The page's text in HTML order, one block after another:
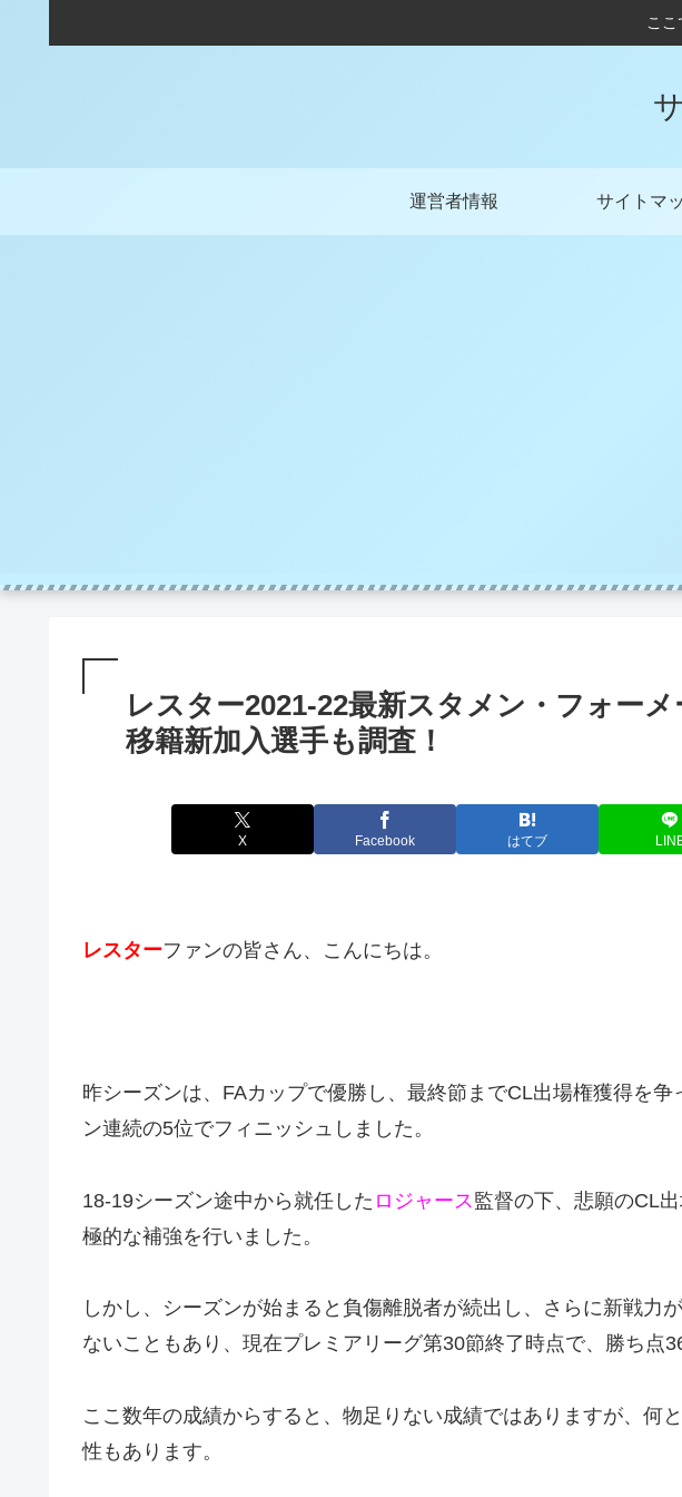
こ
運営者情報 サイトマ
レスター2021-22最新スタメン・フォーメ
移籍新加入選手も調査！
X Facebook はてブ
レスターファンの皆さん、こんにちは。
昨シーズンは、FAカップで優勝し、最終節までCL出場権獲得を
ン連続の5位でフィニッシュしました。
18-19シーズン途中から就任した ロジャース 監督の下、悲願のCL
極的な補強を行いました。
しかし、シーズンが始まると負傷離脱者が続出し、さらに新戦力
ないこともあり、現在プレミアリーグ第30節終了時点で、勝ち点
ここ数年の成績からすると、物足りない成績ではありますが、何
性もあります。